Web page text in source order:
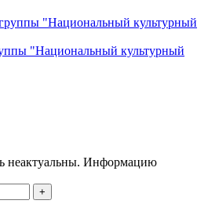
"Национальный культурный
неактуальны. Информацию
+